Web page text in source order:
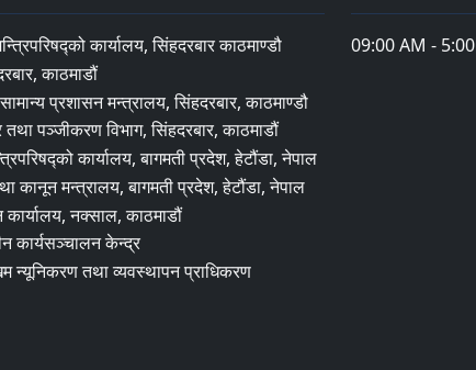
कार्यालय, सिंहदरबार काठमाण्डौ
काठमाडौं
प्रशासन मन्त्रालय, सिंहदरबार, काठमाण्डौ
तथा पञ्जीकरण विभाग, सिंहदरबार, काठमाडौं
कार्यालय, बागमती प्रदेश, हेटौंडा, नेपाल
कानून मन्त्रालय, बागमती प्रदेश, हेटौंडा, नेपाल
कार्यालय, नक्साल, काठमाडौं
कार्यसञ्चालन केन्द्र
न्यूनिकरण तथा व्यवस्थापन प्राधिकरण
09:00 AM -